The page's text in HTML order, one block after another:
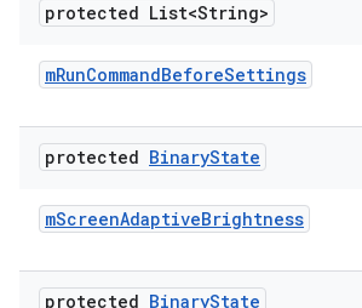
protected List<String>
mRunCommandBeforeSettings
protected BinaryState
mScreenAdaptiveBrightness
protected BinaryState